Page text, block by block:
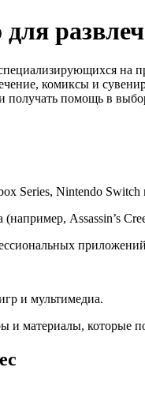
на
комиксы и
получать помощь в
Series, Nintendo Switch
Assassin’s
и мультимедиа.
и материалы, которые